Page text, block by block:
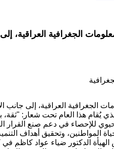
الجغرافية العراقية،
الجغرافية العراقية، إلى جانب
للإحصاء في دعم صنع القرار
المواطنين، وتحقيق أهداف
الدكتور ضياء عواد كاظم